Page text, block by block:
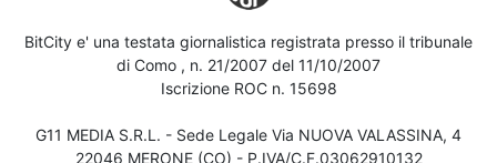
BitCity e' una testata giornalistica registrata presso il tribunale
di Como , n. 21/2007 del 11/10/2007
Iscrizione ROC n. 15698
G11 MEDIA S.R.L. - Sede Legale Via NUOVA VALASSINA, 4
22046 MERONE (CO) - P.IVA/C.F.03062910132